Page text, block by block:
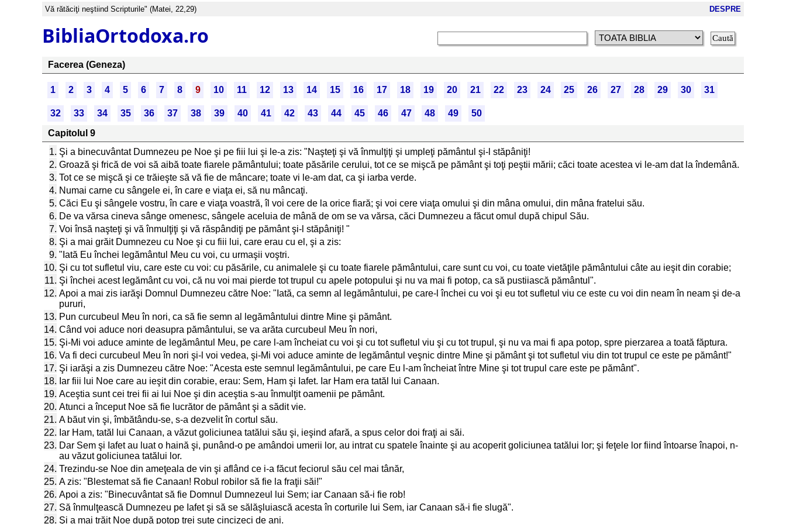
Vă rătăciţi neştiind Scripturile" (Matei, 22,29) DESPRE
BibliaOrtodoxa.ro
Facerea (Geneza)
1 2 3 4 5 6 7 8 9 10 11 12 13 14 15 16 17 18 19 20 21 22 23 24 25 26 27 28 29 30 31
32 33 34 35 36 37 38 39 40 41 42 43 44 45 46 47 48 49
50
Capitolul 9
1. Şi a binecuvântat Dumnezeu pe Noe şi pe fiii lui şi le-a zis: "Naşteţi şi vă înmulţiţi şi umpleţi pământul şi-l stăpâniţi!
2. Groază şi frică de voi să aibă toate fiarele pământului; toate păsările cerului, tot ce se mişcă pe pământ şi toţi peştii mării; căci toate acestea vi le-am dat la îndemână.
3. Tot ce se mişcă şi ce trăieşte să vă fie de mâncare; toate vi le-am dat, ca şi iarba verde.
4. Numai carne cu sângele ei, în care e viaţa ei, să nu mâncaţi.
5. Căci Eu şi sângele vostru, în care e viaţa voastră, îl voi cere de la orice fiară; şi voi cere viaţa omului şi din mâna omului, din mâna fratelui său.
6. De va vărsa cineva sânge omenesc, sângele aceluia de mână de om se va vărsa, căci Dumnezeu a făcut omul după chipul Său.
7. Voi însă naşteţi şi vă înmulţiţi şi vă răspândiţi pe pământ şi-l stăpâniţi! "
8. Şi a mai grăit Dumnezeu cu Noe şi cu fiii lui, care erau cu el, şi a zis:
9. "Iată Eu închei legământul Meu cu voi, cu urmaşii voştri.
10. Şi cu tot sufletul viu, care este cu voi: cu păsările, cu animalele şi cu toate fiarele pământului, care sunt cu voi, cu toate vietăţile pământului câte au ieşit din corabie;
11. Şi închei acest legământ cu voi, că nu voi mai pierde tot trupul cu apele potopului şi nu va mai fi potop, ca să pustiiască pământul".
12. Apoi a mai zis iarăşi Domnul Dumnezeu către Noe: "Iată, ca semn al legământului, pe care-l închei cu voi şi eu tot sufletul viu ce este cu voi din neam în neam şi de-a
pururi,
13. Pun curcubeul Meu în nori, ca să fie semn al legământului dintre Mine şi pământ.
14. Când voi aduce nori deasupra pământului, se va arăta curcubeul Meu în nori,
15. Şi-Mi voi aduce aminte de legământul Meu, pe care l-am încheiat cu voi şi cu tot sufletul viu şi cu tot trupul, şi nu va mai fi apa potop, spre pierzarea a toată făptura.
16. Va fi deci curcubeul Meu în nori şi-l voi vedea, şi-Mi voi aduce aminte de legământul veşnic dintre Mine şi pământ şi tot sufletul viu din tot trupul ce este pe pământ!"
17. Şi iarăşi a zis Dumnezeu către Noe: "Acesta este semnul legământului, pe care Eu l-am încheiat între Mine şi tot trupul care este pe pământ".
18. Iar fiii lui Noe care au ieşit din corabie, erau: Sem, Ham şi Iafet. Iar Ham era tatăl lui Canaan.
19. Aceştia sunt cei trei fii ai lui Noe şi din aceştia s-au înmulţit oamenii pe pământ.
20. Atunci a început Noe să fie lucrător de pământ şi a sădit vie.
21. A băut vin şi, îmbătându-se, s-a dezvelit în cortul său.
22. Iar Ham, tatăl lui Canaan, a văzut goliciunea tatălui său şi, ieşind afară, a spus celor doi fraţi ai săi.
23. Dar Sem şi Iafet au luat o haină şi, punând-o pe amândoi umerii lor, au intrat cu spatele înainte şi au acoperit goliciunea tatălui lor; şi feţele lor fiind întoarse înapoi, n-
au văzut goliciunea tatălui lor.
24. Trezindu-se Noe din ameţeala de vin şi aflând ce i-a făcut feciorul său cel mai tânăr,
25. A zis: "Blestemat să fie Canaan! Robul robilor să fie la fraţii săi!"
26. Apoi a zis: "Binecuvântat să fie Domnul Dumnezeul lui Sem; iar Canaan să-i fie rob!
27. Să înmulţească Dumnezeu pe Iafet şi să se sălăşluiască acesta în corturile lui Sem, iar Canaan să-i fie slugă".
28. Şi a mai trăit Noe după potop trei sute cincizeci de ani.